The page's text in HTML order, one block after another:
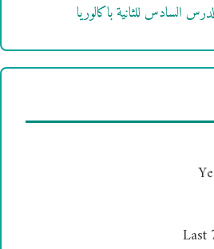
السادس للثانية باكالوريا
Last